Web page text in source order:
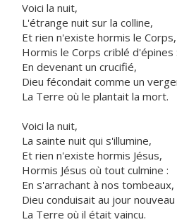
Voici la nuit,
L'étrange nuit sur la colline,
Et rien n'existe hormis le Corps,
Hormis le Corps criblé d'épines :
En devenant un crucifié,
Dieu fécondait comme un
La Terre où le plantait la mort.
Voici la nuit,
La sainte nuit qui s'illumine,
Et rien n'existe hormis Jésus,
Hormis Jésus où tout culmine :
En s'arrachant à nos tombeaux,
Dieu conduisait au jour nouveau
La Terre où il était vaincu.